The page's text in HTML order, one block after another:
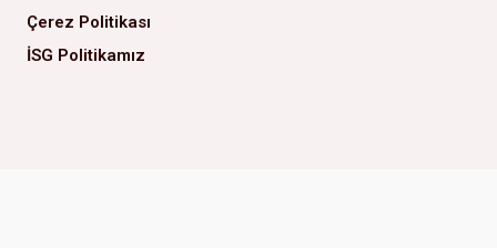
Çerez Politikası
İSG Politikamız